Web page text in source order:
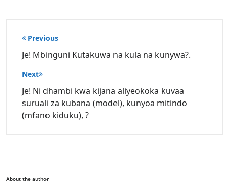
Post
navigation
Previous
Je! Mbinguni Kutakuwa na kula na kunywa?.
Next
Je! Ni dhambi kwa kijana aliyeokoka kuvaa
suruali za kubana (model), kunyoa mitindo
(mfano kiduku), ?
About the author